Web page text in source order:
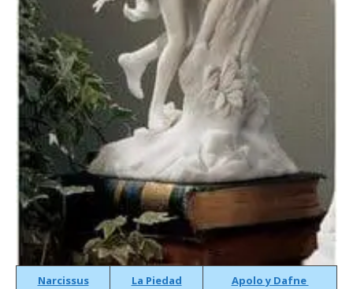
Narcissus La Piedad Apolo y Dafne